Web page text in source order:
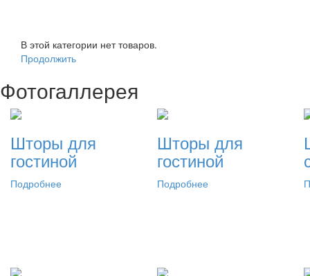
В этой категории нет товаров.
Продолжить
Фотогаллерея
Шторы для
гостиной
Подробнее
Шторы для
гостиной
Подробнее